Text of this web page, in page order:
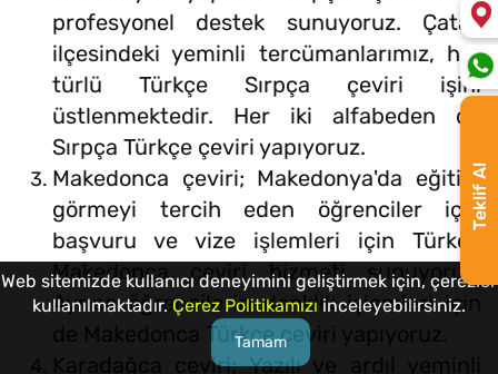
profesyonel destek sunuyoruz. Çatak
ilçesindeki yeminli tercümanlarımız, her
türlü Türkçe Sırpça çeviri işini
üstlenmektedir. Her iki alfabeden de
Sırpça Türkçe çeviri yapıyoruz.
Makedonca çeviri; Makedonya'da eğitim
görmeyi tercih eden öğrenciler için
başvuru ve vize işlemleri için Türkçe
Makedonca çeviri hizmeti sunuyoruz.
Ayrıca öğrencilerin denklik işlemleri için
de Makedonca Türkçe çeviri yapıyoruz.
Karadağca çeviri; Yazılı ve ardıl yeminli
Teklif Al
Web sitemizde kullanıcı deneyimini geliştirmek için, çerezler
kullanılmaktadır. Çerez Politikamızı inceleyebilirsiniz.
Tamam